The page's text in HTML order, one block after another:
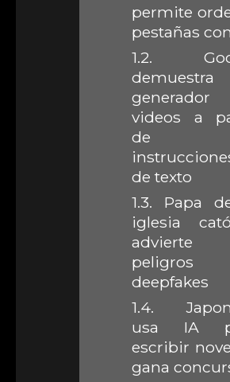
permite
pestañas
1.2.
demuestra
videos a
de
de texto
1.3. Papa
iglesia
advierte
peligros
deepfakes
1.4.
usa IA
escribir
gana